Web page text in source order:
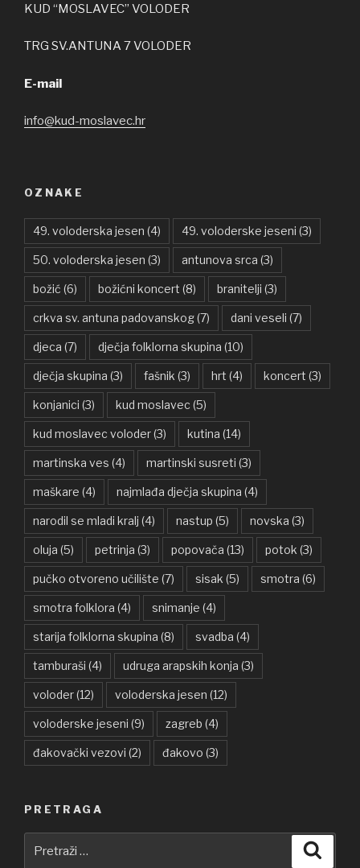
KUD “MOSLAVEC” VOLODER
TRG SV.ANTUNA 7 VOLODER
E-mail
info@kud-moslavec.hr
OZNAKE
49. voloderska jesen (4) 49. voloderske jeseni (3)
50. voloderska jesen (3) antunova srca (3)
božić (6) božićni koncert (8) branitelji (3)
crkva sv. antuna padovanskog(7) dani veseli (7)
djeca (7) dječja folklorna skupina (10)
dječja skupina (3) fašnik (3) hrt (4) koncert (3)
konjanici (3) kud moslavec (5)
kud moslavec voloder(3) kutina (14)
martinska ves (4) martinski susreti (3)
maškare (4) najmlađa dječja skupina (4)
narodil se mladi kralj (4) nastup (5) novska (3)
oluja (5) petrinja (3) popovača (13) potok (3)
pučko otvoreno učilište (7) sisak (5) smotra (6)
smotra folklora (4) snimanje (4)
starija folklorna skupina (8) svadba (4)
tamburaši (4) udruga arapskih konja (3)
voloder(12) voloderska jesen (12)
voloderske jeseni (9) zagreb (4)
đakovački vezovi (2) đakovo (3)
PRETRAGA